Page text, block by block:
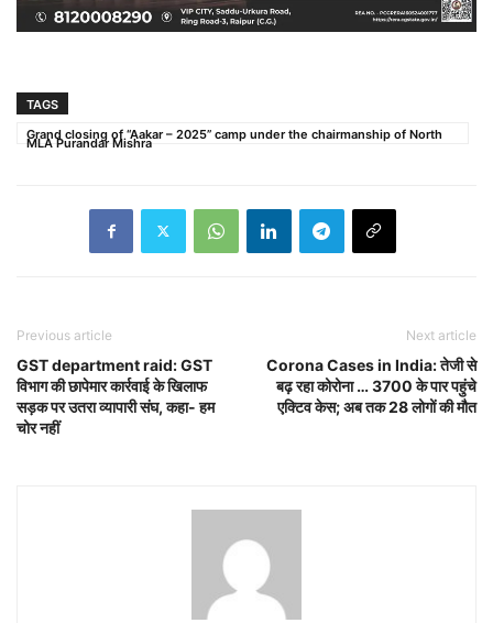
TAGS
Grand closing of “Aakar – 2025” camp under the chairmanship of North
MLA Purandar Mishra
Previous article
GST department raid: GST
विभाग की छापेमार कार्रवाई के खिलाफ
सड़क पर उतरा व्यापारी संघ, कहा- हम
चोर नहीं
Next article
Corona Cases in India: तेजी से
बढ़ रहा कोरोना … 3700 के पार पहुंचे
एक्टिव केस; अब तक 28 लोगों की मौत